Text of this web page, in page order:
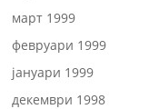
март 1999
февруари 1999
јануари 1999
декември 1998